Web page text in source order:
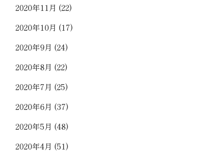
2020年11月 (22)
2020年10月 (17)
2020年9月 (24)
2020年8月 (22)
2020年7月 (25)
2020年6月 (37)
2020年5月 (48)
2020年4月 (51)